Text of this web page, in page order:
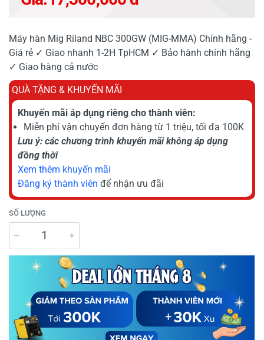
Máy hàn Mig Riland NBC 300GW (MIG-MMA) Chính hãng -
Giá rẻ ✓ Giao nhanh 1-2H TpHCM ✓ Bảo hành chính hãng
✓ Giao hàng cả nước
QUÀ TẶNG & KHUYẾN MÃI
Khuyến mãi áp dụng riêng cho thành viên:
Miễn phí vận chuyển đơn hàng từ 1 triệu, tối đa 100K
Lưu ý: các chương trình khuyến mãi không áp dụng
đồng thời
Xem thêm khuyến mãi
Đăng ký thành viên để nhận ưu đãi
SỐ LƯỢNG